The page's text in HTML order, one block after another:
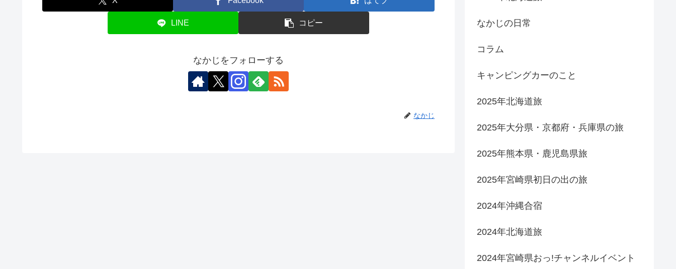
LINE コピー
なかじをフォローする
なかじ
なかじの日常
コラム
キャンピングカーのこと
2025年北海道旅
2025年大分県・京都府・兵庫県の旅
2025年熊本県・鹿児島県旅
2025年宮崎県初日の出の旅
2024年沖縄合宿
2024年北海道旅
2024年宮崎県おっ!チャンネルイベント